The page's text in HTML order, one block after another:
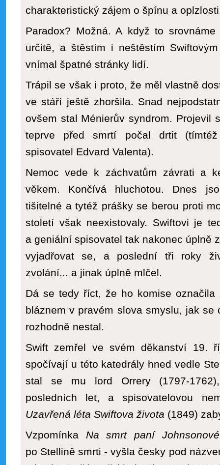
charakteristický zájem o špínu a
Paradox? Možná. A když to
určitě, a štěstím i neštěstím
vnímal špatné stránky lidí.
Trápil se však i proto, že měl vlastně
ve stáří ještě zhoršila. Snad
ovšem stal Ménierův syndrom. Projevil
teprve před smrtí počal drtit
spisovatel Edvard Valenta).
Nemoc vede k záchvatům závrati a
věkem. Končívá hluchotou. Dnes
tišitelné a tytéž prášky se berou proti
století však neexistovaly. Swiftovi je
a geniální spisovatel tak nakonec úplně
vyjadřovat se, a poslední tři roky
zvolání... a jinak úplně mlčel.
Dá se tedy říct, že ho komise označila
bláznem v pravém slova smyslu, jak se
rozhodně nestal.
Swift zemřel ve svém děkanství 19.
spočívají u této katedrály hned vedle
stal se mu lord Orrery (1797-
posledních let, a spisovatelovou
Uzavřená léta Swiftova života (1849)
Vzpomínka Na smrt paní
po Stellině smrti - vyšla česky pod